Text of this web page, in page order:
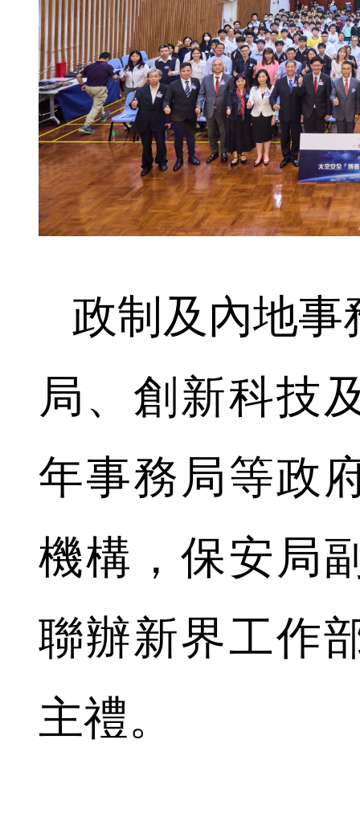
政制及內地事
局、創新科技
年事務局等政
機構，保安局
聯辦新界工作
主禮。